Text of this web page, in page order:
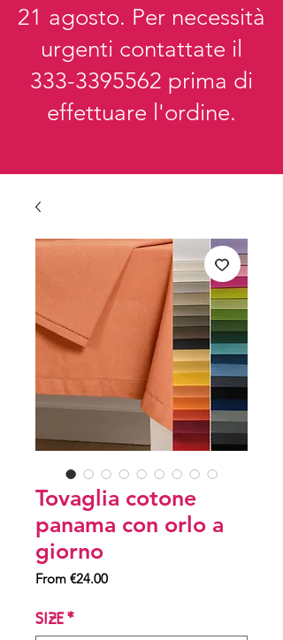
21 agosto. Per necessità
urgenti contattate il
333-3395562 prima di
effettuare l'ordine.
Tovaglia cotone
panama con orlo a
giorno
From €24.00Sale
SIZE*